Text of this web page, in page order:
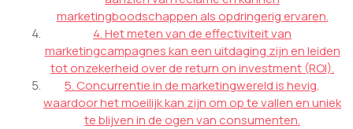
marketingboodschappen als opdringerig ervaren.
4. Het meten van de effectiviteit van
marketingcampagnes kan een uitdaging zijn en leiden
tot onzekerheid over de return on investment (ROI).
5. Concurrentie in de marketingwereld is hevig,
waardoor het moeilijk kan zijn om op te vallen en uniek
te blijven in de ogen van consumenten.